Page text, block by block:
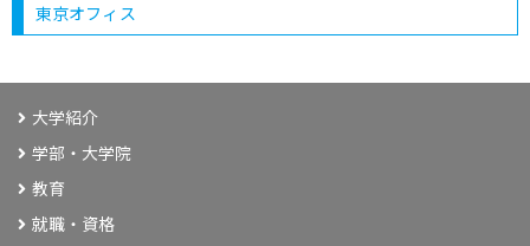
東京オフィス
大学紹介
学部・大学院
教育
就職・資格